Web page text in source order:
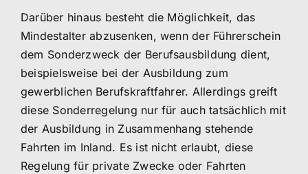
Darüber hinaus besteht die Möglichkeit, das
Mindestalter abzusenken, wenn der Führerschein
dem Sonderzweck der Berufsausbildung dient,
beispielsweise bei der Ausbildung zum
gewerblichen Berufskraftfahrer. Allerdings greift
diese Sonderregelung nur für auch tatsächlich mit
der Ausbildung in Zusammenhang stehende
Fahrten im Inland. Es ist nicht erlaubt, diese
Regelung für private Zwecke oder Fahrten